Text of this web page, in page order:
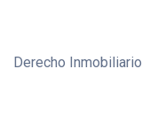
Derecho Inmobiliario